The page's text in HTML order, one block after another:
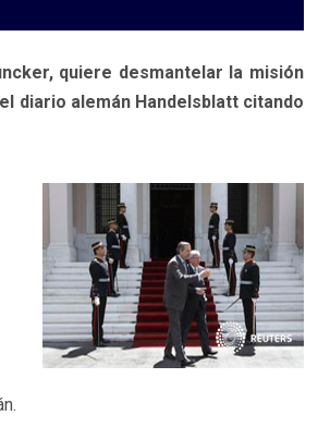
quiere desmantelar la misión
diario alemán Handelsblatt citando